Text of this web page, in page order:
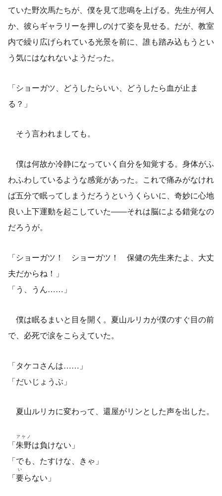
ていた野次馬たちが、僕を見て悲鳴を上げる。先生が何人
か、彼らギャラリーを押しのけて姿を見せる。だが、教室
内で繰り広げられている光景を前に、誰も踏み込もうとい
う気にはなれないようだった。
「ショーガツ、どうしたらいい、どうしたら血が止ま
る？」
そう言われましても。
僕は何故か冷静になっていく自分を知覚する。身体がふ
わふわしているような感覚があった。これで痛みがなけれ
ば五分で眠ってしまうだろうというくらいに、奇妙に心地
良い上下運動を起こしていた――それは脳による錯覚なの
だろうが。
「ショーガツ！ ショーガツ！ 保健の先生来たよ、大丈
夫だからね！」
「う、うん……」
僕は眠るまいと目を開く。夏山ルリカが僕のすぐ目の前
で、必死で涙をこらえていた。
「タケコさんは……」
「だいじょうぶ」
夏山ルリカに変わって、還屋がリンとした声を出した。
「朱野
アケノ
は負けない」
「でも、たすけな、きゃ」
「要
い
らない」